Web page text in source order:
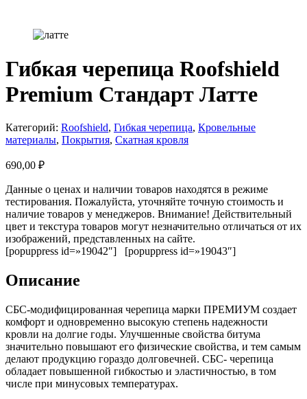
Гибкая черепица Roofshield
Premium Стандарт Латте
Категорий: Roofshield, Гибкая черепица, Кровельные
материалы, Покрытия, Скатная кровля
690,00 ₽
Данные о ценах и наличии товаров находятся в режиме
тестирования. Пожалуйста, уточняйте точную стоимость и
наличие товаров у менеджеров. Внимание! Действительный
цвет и текстура товаров могут незначительно отличаться от их
изображений, представленных на сайте.
[popuppress id=»19042″] [popuppress id=»19043″]
Описание
СБС-модифицированная черепица марки ПРЕМИУМ создает
комфорт и одновременно высокую степень надежности
кровли на долгие годы. Улучшенные свойства битума
значительно повышают его физические свойства, и тем самым
делают продукцию гораздо долговечней. СБС- черепица
обладает повышенной гибкостью и эластичностью, в том
числе при минусовых температурах.